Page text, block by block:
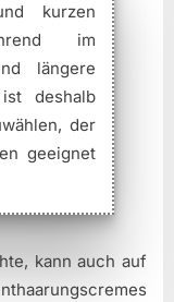
kurzen
im
längere
deshalb
der
geeignet
kann auch auf